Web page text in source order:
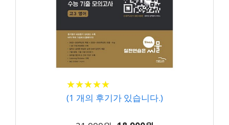
★★★★★
★★★★★
(1 개의 후기가 있습니다.)